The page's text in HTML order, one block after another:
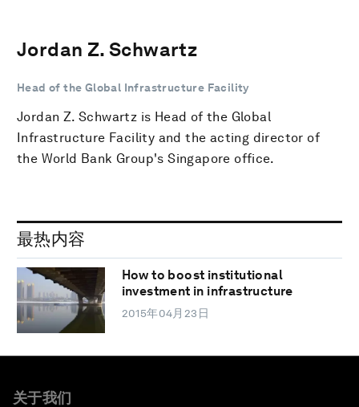
Jordan Z. Schwartz
Head of the Global Infrastructure Facility
Jordan Z. Schwartz is Head of the Global
Infrastructure Facility and the acting director of
the World Bank Group's Singapore office.
最热内容
How to boost institutional
investment in infrastructure
2015年04月23日
关于我们